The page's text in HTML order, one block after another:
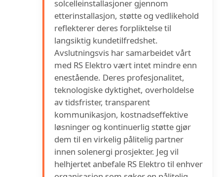
solcelleinstallasjoner gjennom
etterinstallasjon, støtte og vedlikehold
reflekterer deres forpliktelse til
langsiktig kundetilfredshet.
Avslutningsvis har samarbeidet vårt
med RS Elektro vært intet mindre enn
enestående. Deres profesjonalitet,
teknologiske dyktighet, overholdelse
av tidsfrister, transparent
kommunikasjon, kostnadseffektive
løsninger og kontinuerlig støtte gjør
dem til en virkelig pålitelig partner
innen solenergi prosjekter. Jeg vil
helhjertet anbefale RS Elektro til enhver